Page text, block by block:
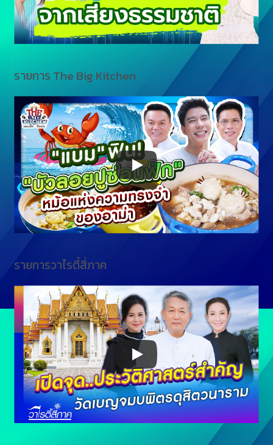
รายการ The Big Kitchen
รายการวาไรตี้สี่ภาค